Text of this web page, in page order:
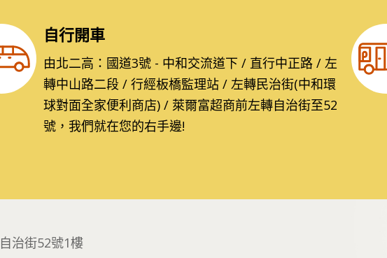
自行開車
由北二高：國道3號 - 中和交流道下 / 直行中正路 / 左
轉中山路二段 / 行經板橋監理站 / 左轉民治街(中和環
球對面全家便利商店) / 萊爾富超商前左轉自治街至52
號，我們就在您的右手邊!
治街52號1樓